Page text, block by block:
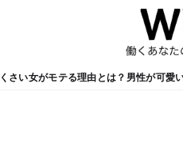
さい女がモテる理由とは？男性が可愛